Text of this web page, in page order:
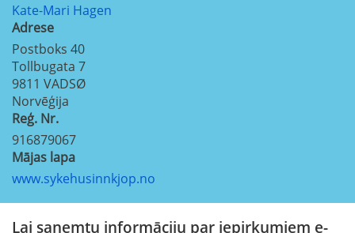
Kate-Mari Hagen
Adrese
Postboks 40
Tollbugata 7
9811 VADSØ
Norvēģija
Reģ. Nr.
916879067
Mājas lapa
www.sykehusinnkjop.no
Lai saņemtu informāciju par iepirkumiem e-